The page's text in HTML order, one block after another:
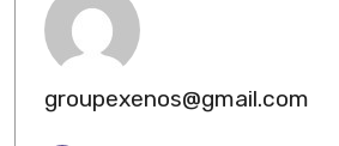
groupexenos@gmail.com